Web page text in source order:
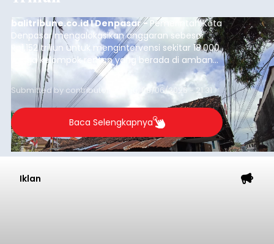
balitribune.co.id I Denpasar - Pemerintah Kota
Denpasar mengalokasikan anggaran sebesar
Rp1,152 triliun untuk mengintervensi sekitar 18.000
warga kelompok rentan yang berada di ambang
garis kemiskinan. Langkah strategis ini diambil
guna menjaga masyarakat yang berada pada
kelompok desil 5 dan 6 tersebut agar tidak
merosot ke kategori miskin.
Submitted by contributor Thu, 08/06/2026 - 21:31
Baca Selengkapnya
Iklan